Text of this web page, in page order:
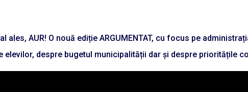
AUR! O nouă ediție ARGUMENTAT, cu focus pe
despre bugetul municipalității dar și despre prioritățile